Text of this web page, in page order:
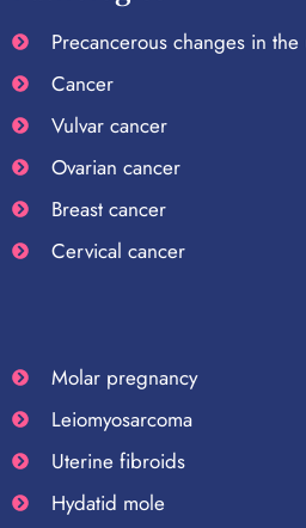
Precancerous changes in
Cancer
Vulvar cancer
Ovarian cancer
Breast cancer
Cervical cancer
Molar pregnancy
Leiomyosarcoma
Uterine fibroids
Hydatid mole